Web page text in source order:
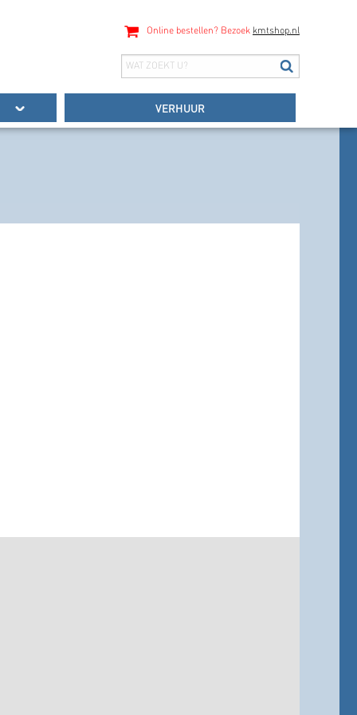
Online bestellen? Bezoek kmtshop.nl
VERHUUR